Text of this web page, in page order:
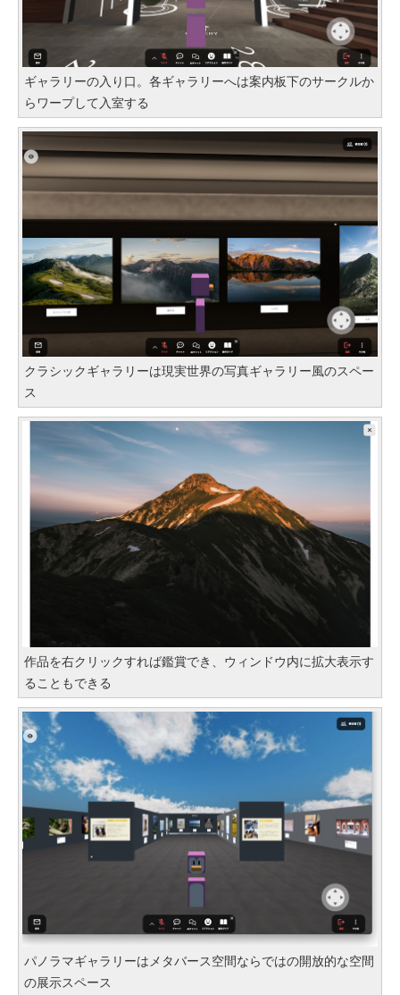
ギャラリーの入り口。各ギャラリーへは案内板下のサークルか
らワープして入室する
クラシックギャラリーは現実世界の写真ギャラリー風のスペー
ス
作品を右クリックすれば鑑賞でき、ウィンドウ内に拡大表示す
ることもできる
パノラマギャラリーはメタバース空間ならではの開放的な空間
の展示スペース